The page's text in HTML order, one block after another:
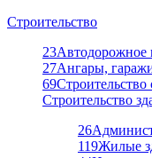
Строительство
23Автодорожное
27Ангары,
69
Строительство
26
119Жилые